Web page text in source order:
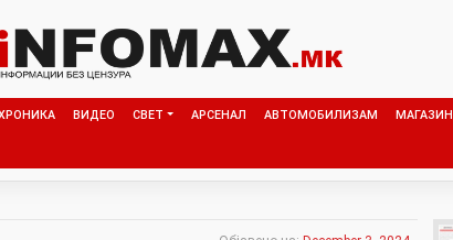
ВИДЕО СВЕТ АРСЕНАЛ АВТОМОБИЛИЗАМ МАГАЗИН